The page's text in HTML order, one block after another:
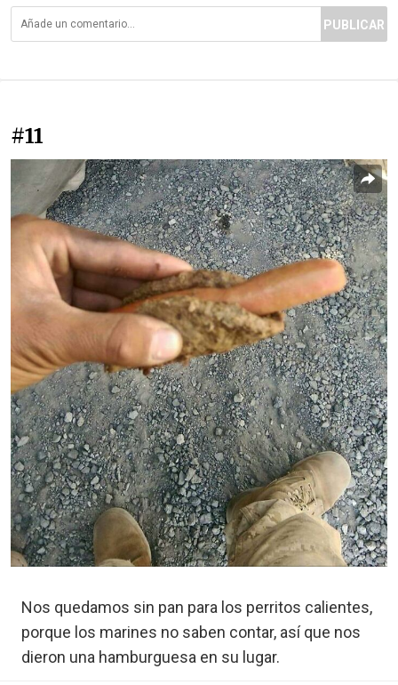
PUBLICAR
#11
Nos quedamos sin pan para los perritos calientes,
porque los marines no saben contar, así que nos
dieron una hamburguesa en su lugar.